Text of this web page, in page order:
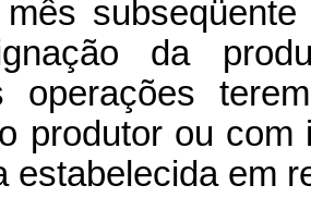
da
operações
produtor ou com
estabelecida em